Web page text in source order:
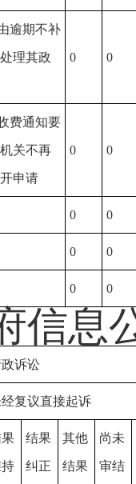
逾期不补
理其政 0 0
费通知要
关不再
申请
0 0
0 0
0 0
0 0
信息
诉讼
经复议直接起诉
结果
纠正
其他
结果
尚未
审结